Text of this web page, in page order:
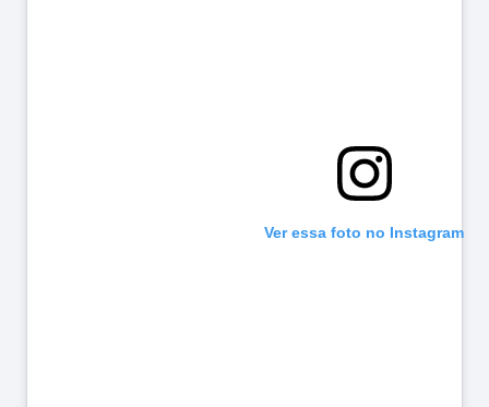
Ver essa foto no Instagram